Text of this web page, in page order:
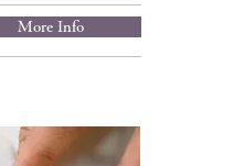
More Info